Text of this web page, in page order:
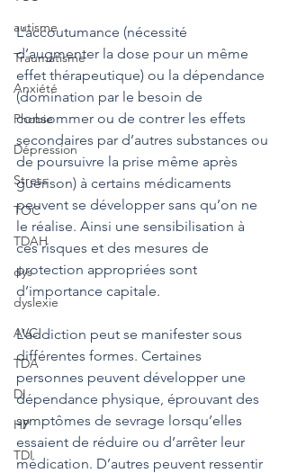
autisme
Traumatisme
Anxiété
Phobie
Dépression
Stress
TOC
TDAH
dys
dyslexie
AVC
TDA
DI
HP
TDI
L’accoutumance (nécessité
d’augmenter la dose pour un même
effet thérapeutique) ou la dépendance
(domination par le besoin de
consommer ou de contrer les effets
secondaires par d’autres substances ou
de poursuivre la prise même après
guérison) à certains médicaments
peuvent se développer sans qu’on ne
le réalise. Ainsi une sensibilisation à
ces risques et des mesures de
protection appropriées sont
d’importance capitale.
L’addiction peut se manifester sous
différentes formes. Certaines
personnes peuvent développer une
dépendance physique, éprouvant des
symptômes de sevrage lorsqu’elles
essaient de réduire ou d’arrêter leur
médication. D’autres peuvent ressentir